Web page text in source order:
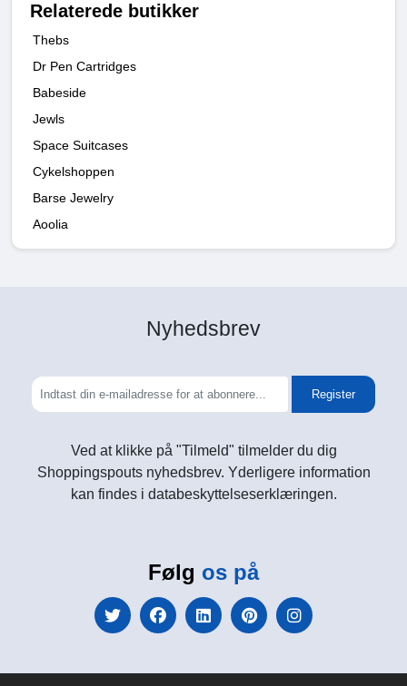
Relaterede butikker
Thebs
Dr Pen Cartridges
Babeside
Jewls
Space Suitcases
Cykelshoppen
Barse Jewelry
Aoolia
Nyhedsbrev
Register
Ved at klikke på "Tilmeld" tilmelder du dig
Shoppingspouts nyhedsbrev. Yderligere information
kan findes i databeskyttelseserklæringen.
Følg os på